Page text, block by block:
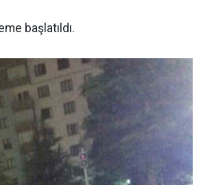
başlatıldı.